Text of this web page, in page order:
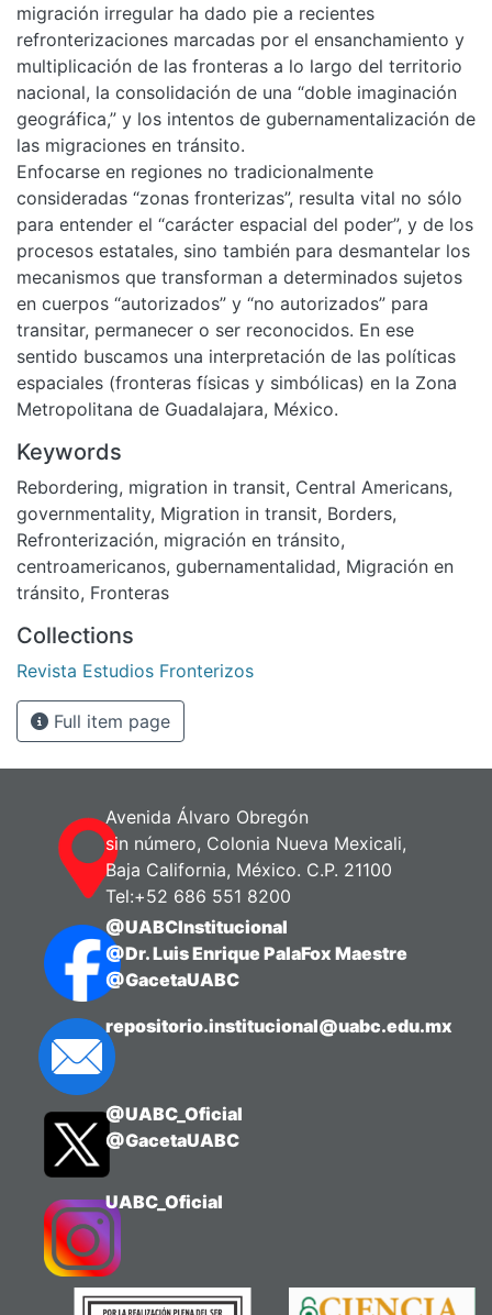
migración irregular ha dado pie a recientes
refronterizaciones marcadas por el ensanchamiento y
multiplicación de las fronteras a lo largo del territorio
nacional, la consolidación de una “doble imaginación
geográfica,” y los intentos de gubernamentalización de
las migraciones en tránsito.
Enfocarse en regiones no tradicionalmente
consideradas “zonas fronterizas”, resulta vital no sólo
para entender el “carácter espacial del poder”, y de los
procesos estatales, sino también para desmantelar los
mecanismos que transforman a determinados sujetos
en cuerpos “autorizados” y “no autorizados” para
transitar, permanecer o ser reconocidos. En ese
sentido buscamos una interpretación de las políticas
espaciales (fronteras físicas y simbólicas) en la Zona
Metropolitana de Guadalajara, México.
Keywords
Rebordering, migration in transit, Central Americans,
governmentality, Migration in transit, Borders,
Refronterización, migración en tránsito,
centroamericanos, gubernamentalidad, Migración en
tránsito, Fronteras
Collections
Revista Estudios Fronterizos
Full item page
Avenida Álvaro Obregón
sin número, Colonia Nueva Mexicali,
Baja California, México. C.P. 21100
Tel:+52 686 551 8200
@UABCInstitucional
@Dr. Luis Enrique PalaFox Maestre
@GacetaUABC
repositorio.institucional@uabc.edu.mx
@UABC_Oficial
@GacetaUABC
UABC_Oficial